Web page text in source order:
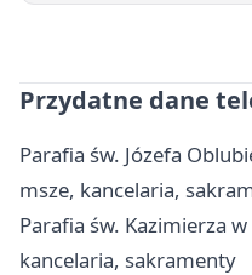
Przydatne dane
Parafia św. Józefa
msze, kancelaria,
Parafia św. Kazimierza
kancelaria, sakramenty